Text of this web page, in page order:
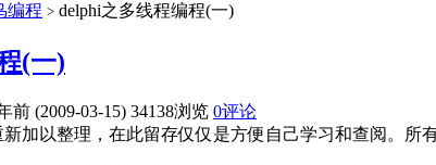
编程 > delphi之多线程编程(一)
(一)
前 (2009-03-15) 34138浏览 0评论
新加以整理，在此留存仅仅是方便自己学习和查阅。所